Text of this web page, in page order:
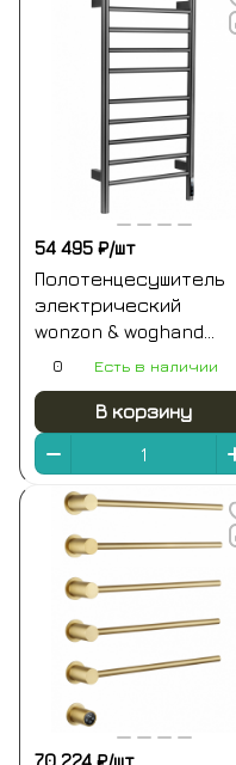
54 495 ₽/шт
Полотенцесушитель
электрический
wonzon & woghand
bonn, темный графит
0 Есть в наличии
В корзину
70 224 ₽/шт